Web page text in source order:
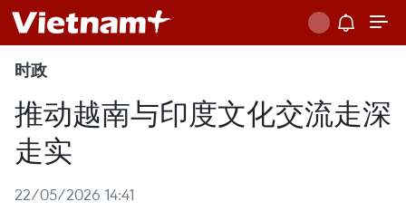
时政
推动越南与印度文化交流走深
走实
22/05/2026 14:41